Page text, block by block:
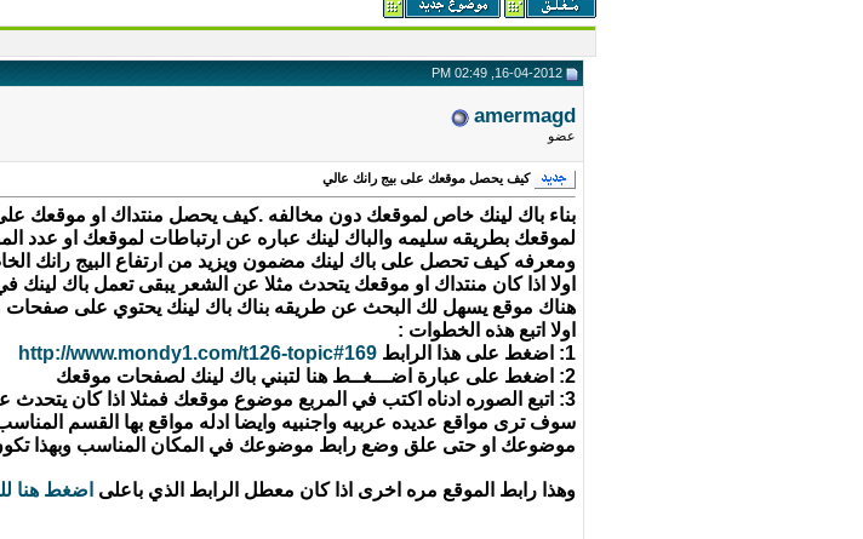
amermagd
عضو
كيف يحصل موقعك على بيج رانك عالي
بناء باك لينك خاص لموقعك دون مخالفه .كيف يحصل منتداك او موقعك
لموقعك بطريقه سليمه والباك لينك عباره عن ارتباطات لموقعك او عدد
ومعرفه كيف تحصل على باك لينك مضمون ويزيد من ارتفاع البيج رانك
اولا اذا كان منتداك او موقعك يتحدث مثلا عن الشعر يبقى تعمل باك
هناك موقع يسهل لك البحث عن طريقه بناك باك لينك يحتوي على
اولا اتبع هذه الخطوات :
1: اضغط على هذا الرابط
http://www.mondy1.com/t126-topic#169
2: اضغط على عبارة اضـــغــط هنا لتبني باك لينك لصفحات موقعك
3: اتبع الصوره ادناه اكتب في المربع موضوع موقعك فمثلا اذا كان يتحدث عن الشعر اكتب الشعر ثم اضغط على كلمه submit كما هو موضح بالصوره
سوف ترى مواقع عديده عربيه واجنبيه وايضا ادله مواقع بها القسم
موضوعك او حتى علق وضع رابط موضوعك في المكان المناسب وبهذا
وهذا رابط الموقع مره اخرى اذا كان معطل الرابط الذي باعلى اضغط هنا